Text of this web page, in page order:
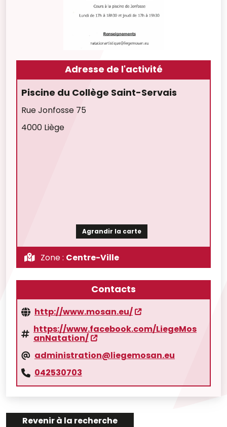
Adresse de l'activité
Piscine du Collège Saint-Servais
Rue Jonfosse 75
4000 Liège
Agrandir la carte
Zone : Centre-Ville
Contacts
http://www.mosan.eu/
https://www.facebook.com/LiegeMos
anNatation/
administration@liegemosan.eu
042530703
Revenir à la recherche